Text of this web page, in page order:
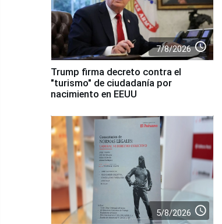
7/8/2026 access_time
Trump firma decreto contra el
"turismo" de ciudadanía por
nacimiento en EEUU
5/8/2026 access_time